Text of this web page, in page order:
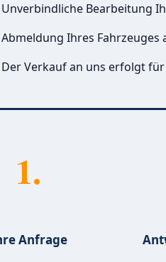
Unverbindliche Bearbeitung
Abmeldung Ihres Fahrzeuges
Der Verkauf an uns erfolgt
1.
Anfrage